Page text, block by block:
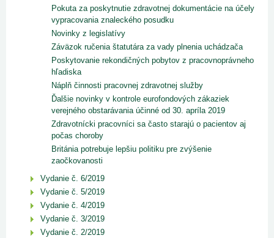
Pokuta za poskytnutie zdravotnej dokumentácie na účely
vypracovania znaleckého posudku
Novinky z legislatívy
Záväzok ručenia štatutára za vady plnenia uchádzača
Poskytovanie rekondičných pobytov z pracovnoprávneho
hľadiska
Náplň činnosti pracovnej zdravotnej služby
Ďalšie novinky v kontrole eurofondových zákaziek
verejného obstarávania účinné od 30. apríla 2019
Zdravotnícki pracovníci sa často starajú o pacientov aj
počas choroby
Británia potrebuje lepšiu politiku pre zvýšenie
zaočkovanosti
Vydanie č. 6/2019
Vydanie č. 5/2019
Vydanie č. 4/2019
Vydanie č. 3/2019
Vydanie č. 2/2019